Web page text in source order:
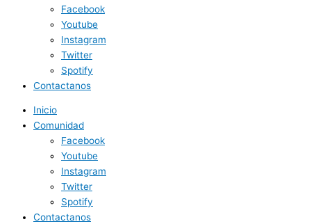
Facebook
Youtube
Instagram
Twitter
Spotify
Contactanos
Inicio
Comunidad
Facebook
Youtube
Instagram
Twitter
Spotify
Contactanos